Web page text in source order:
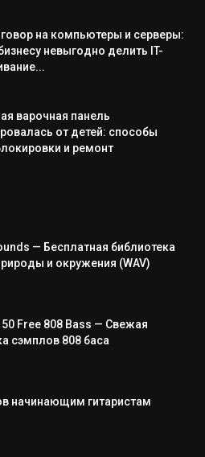
на компьютеры и серверы:
невыгодно делить IT-
варочная панель
от детей: способы
и ремонт
— Бесплатная библиотека
и окружения (WAV)
Free 808 Bass — Свежая
сэмплов 808 баса
начинающим гитаристам